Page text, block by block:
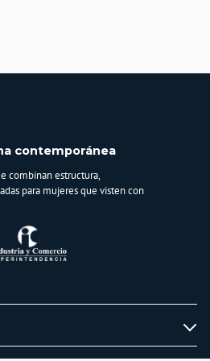
contemporánea
combinan estructura,
para mujeres que visten con